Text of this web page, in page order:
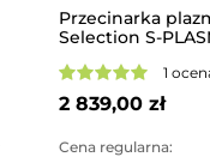
Przecinarka
Selection S-
1
2 839,00 zł
Cena regularna: